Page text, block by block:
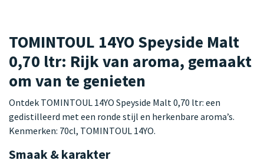
TOMINTOUL 14YO Speyside Malt
0,70 ltr: Rijk van aroma, gemaakt
om van te genieten
Ontdek TOMINTOUL 14YO Speyside Malt 0,70 ltr: een
gedistilleerd met een ronde stijl en herkenbare aroma’s.
Kenmerken: 70cl, TOMINTOUL 14YO.
Smaak & karakter